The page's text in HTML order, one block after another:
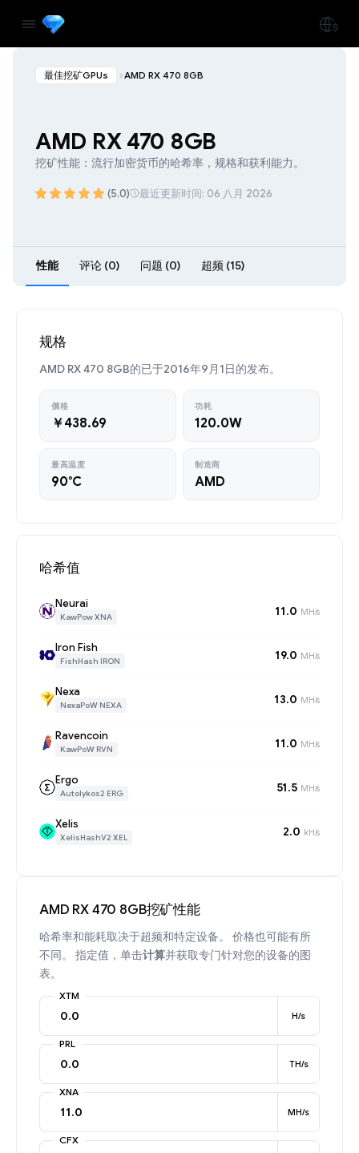
最佳挖矿GPUs AMD RX 470 8GB
AMD RX 470 8GB
挖矿性能：流行加密货币的哈希率，规格和获利能力。
(5.0) 最近更新时间: 06 八月 2026
性能 评论 (0) 问题 (0) 超频 (15)
规格
AMD RX 470 8GB的已于2016年9月1日的发布。
價格
￥438.69
功耗
120.0W
最高温度
90°C
制造商
AMD
哈希值
Neurai
KawPow XNA 11.0 MH/s
Iron Fish
FishHash IRON 19.0 MH/s
Nexa
NexaPoW NEXA 13.0 MH/s
Ravencoin
KawPoW RVN 11.0 MH/s
Ergo
Autolykos2 ERG 51.5 MH/s
Xelis
XelisHashV2 XEL 2.0 kH/s
AMD RX 470 8GB挖矿性能
哈希率和能耗取决于超频和特定设备。 价格也可能有所
不同。 指定值，单击计算并获取专门针对您的设备的图
表。
XTM
H/s
PRL
TH/s
XNA
MH/s
CFX